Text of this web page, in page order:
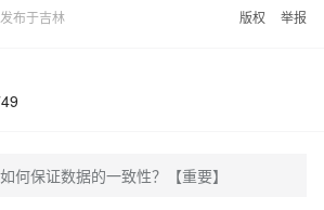
发布于吉林 版权 举报
何保证数据的一致性？【重要】